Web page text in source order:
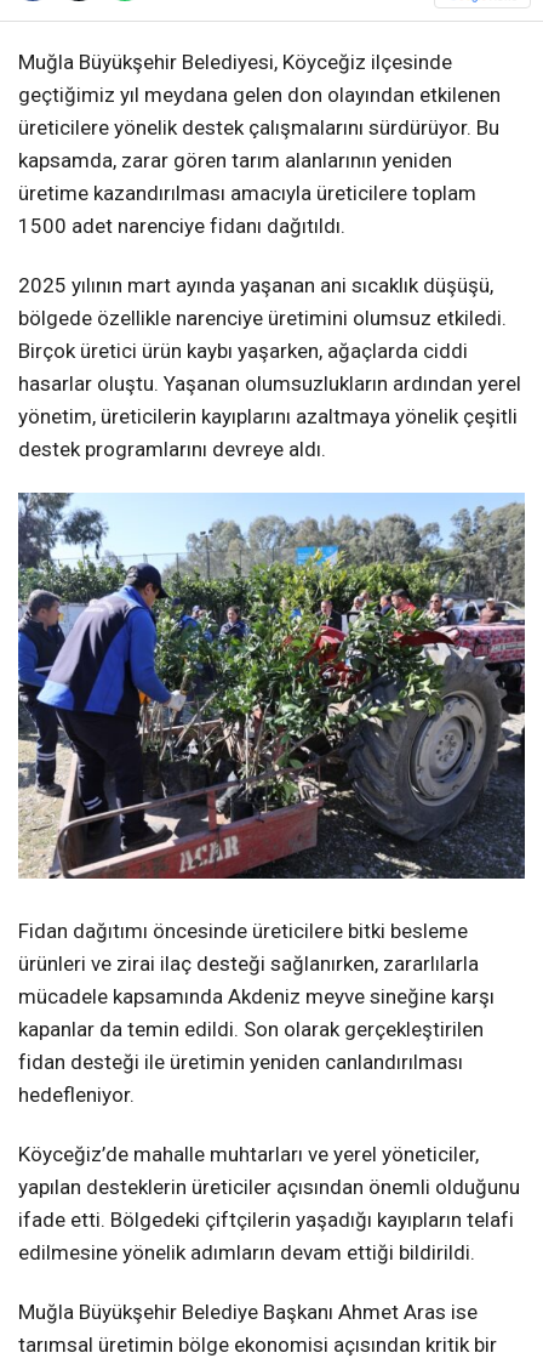
Muğla Büyükşehir Belediyesi, Köyceğiz ilçesinde
geçtiğimiz yıl meydana gelen don olayından etkilenen
üreticilere yönelik destek çalışmalarını sürdürüyor. Bu
kapsamda, zarar gören tarım alanlarının yeniden
üretime kazandırılması amacıyla üreticilere toplam
1500 adet narenciye fidanı dağıtıldı.
2025 yılının mart ayında yaşanan ani sıcaklık düşüşü,
bölgede özellikle narenciye üretimini olumsuz etkiledi.
Birçok üretici ürün kaybı yaşarken, ağaçlarda ciddi
hasarlar oluştu. Yaşanan olumsuzlukların ardından yerel
yönetim, üreticilerin kayıplarını azaltmaya yönelik çeşitli
destek programlarını devreye aldı.
Fidan dağıtımı öncesinde üreticilere bitki besleme
ürünleri ve zirai ilaç desteği sağlanırken, zararlılarla
mücadele kapsamında Akdeniz meyve sineğine karşı
kapanlar da temin edildi. Son olarak gerçekleştirilen
fidan desteği ile üretimin yeniden canlandırılması
hedefleniyor.
Köyceğiz’de mahalle muhtarları ve yerel yöneticiler,
yapılan desteklerin üreticiler açısından önemli olduğunu
ifade etti. Bölgedeki çiftçilerin yaşadığı kayıpların telafi
edilmesine yönelik adımların devam ettiği bildirildi.
Muğla Büyükşehir Belediye Başkanı Ahmet Aras ise
tarımsal üretimin bölge ekonomisi açısından kritik bir